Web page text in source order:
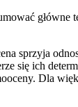
sprzyja
się ich
Dla